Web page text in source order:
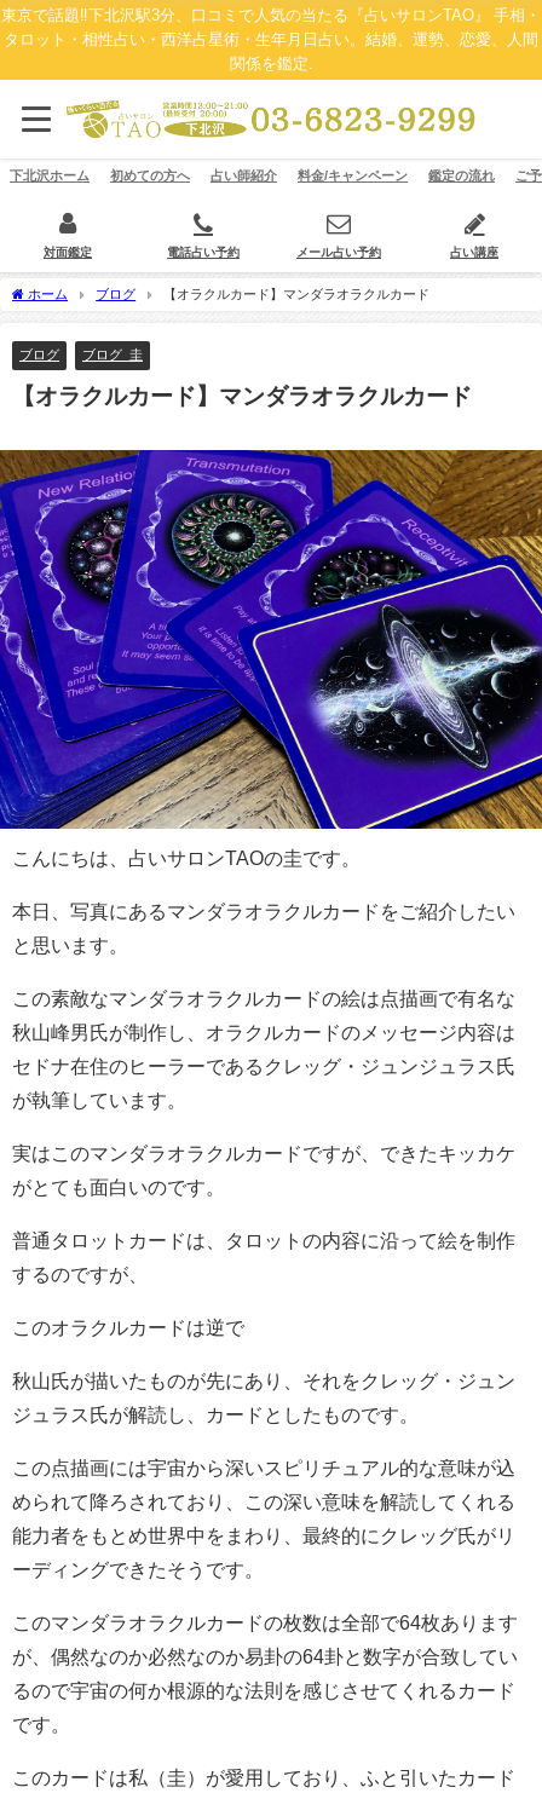
東京で話題‼下北沢駅3分、口コミで人気の当たる『占いサロンTAO』 手相・
タロット・相性占い・西洋占星術・生年月日占い。結婚、運勢、恋愛、人間
関係を鑑定.
下北沢ホーム 初めての方へ 占い師紹介 料金/キャンペーン 鑑定の流れ ご
対面鑑定 電話占い予約 メール占い予約 占い講座
ホーム ブログ 【オラクルカード】マンダラオラクルカード
ブログ ブログ_圭
【オラクルカード】マンダラオラクルカード
こんにちは、占いサロンTAOの圭です。
本日、写真にあるマンダラオラクルカードをご紹介したい
と思います。
この素敵なマンダラオラクルカードの絵は点描画で有名な
秋山峰男氏が制作し、オラクルカードのメッセージ内容は
セドナ在住のヒーラーであるクレッグ・ジュンジュラス氏
が執筆しています。
実はこのマンダラオラクルカードですが、できたキッカケ
がとても面白いのです。
普通タロットカードは、タロットの内容に沿って絵を制作
するのですが、
このオラクルカードは逆で
秋山氏が描いたものが先にあり、それをクレッグ・ジュン
ジュラス氏が解読し、カードとしたものです。
この点描画には宇宙から深いスピリチュアル的な意味が込
められて降ろされており、この深い意味を解読してくれる
能力者をもとめ世界中をまわり、最終的にクレッグ氏がリ
ーディングできたそうです。
このマンダラオラクルカードの枚数は全部で64枚あります
が、偶然なのか必然なのか易卦の64卦と数字が合致してい
るので宇宙の何か根源的な法則を感じさせてくれるカード
です。
このカードは私（圭）が愛用しており、ふと引いたカード